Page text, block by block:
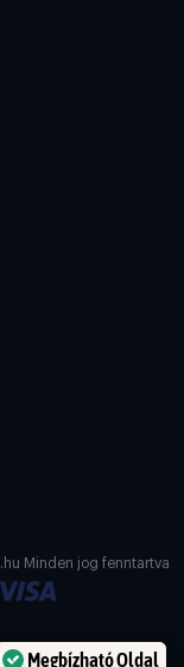
Minden jog fenntartva
Megbízható Oldal